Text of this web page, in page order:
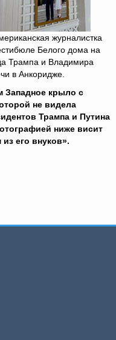
журналистка
Белого дома на
Трампа и Владимира
в Анкоридже.
Западное крыло с
не видела
Трампа и Путина
ниже висит
его внуков».